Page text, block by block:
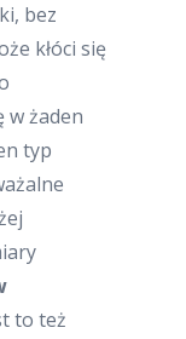
bez
kłóci się
w żaden
typ
to też